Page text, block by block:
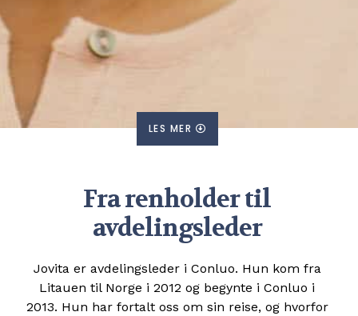
LES MER
Fra renholder til
avdelingsleder
Jovita er avdelingsleder i Conluo. Hun kom fra
Litauen til Norge i 2012 og begynte i Conluo i
2013. Hun har fortalt oss om sin reise, og hvorfor